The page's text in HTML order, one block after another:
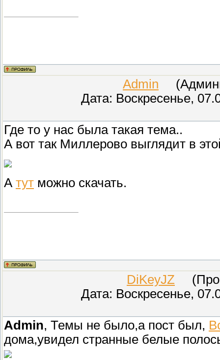
Admin
Дата: Воскресенье,
Где то у нас была такая тема..
А вот так Миллерово выглядит в
А тут можно скачать.
DiKeyJZ
Дата: Воскресенье,
Admin, Темы не было,а пост был,
дома,увидел странные белые